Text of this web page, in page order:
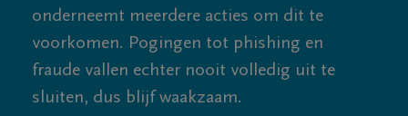
onderneemt meerdere acties om dit te
voorkomen. Pogingen tot phishing en
fraude vallen echter nooit volledig uit te
sluiten, dus blijf waakzaam.